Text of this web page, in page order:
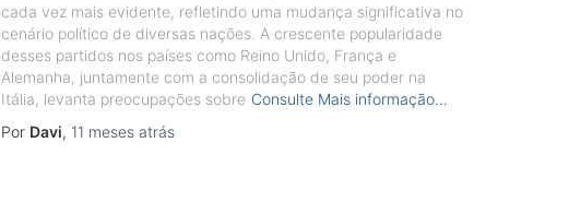
cada vez mais evidente, refletindo uma mudança significativa no
cenário político de diversas nações. A crescente popularidade
desses partidos nos países como Reino Unido, França e
Alemanha, juntamente com a consolidação de seu poder na
Itália, levanta preocupações sobre Consulte Mais informação…
Por Davi, 11 meses atrás